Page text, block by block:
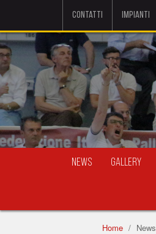
Contatti Impianti
News Gallery
Home News